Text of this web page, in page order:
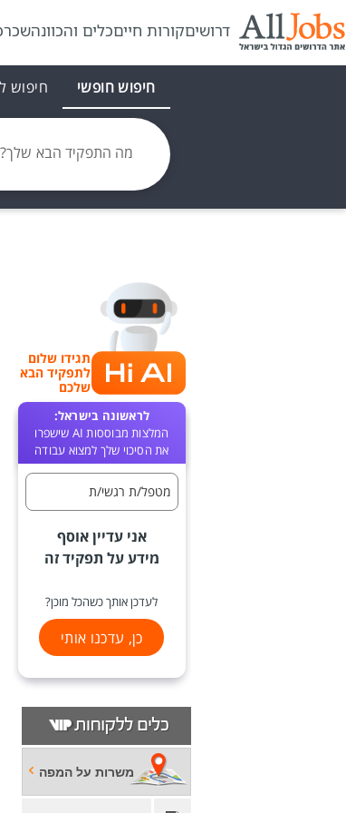
דרושיםקורות חייםכלים והכוונהשכר
חיפוש חופשי חיפוש
מה התפקיד הבא שלך?
תגידו שלום
לתפקיד הבא
שלכם
לראשונה בישראל:
המלצות מבוססות AI שישפרו
את הסיכוי שלך למצוא עבודה
מטפל/ת רגשי/ת
אני עדיין אוסף
מידע על תפקיד זה
לעדכן אותך כשהכל מוכן?
כן, עדכנו אותי
משרות על המפה